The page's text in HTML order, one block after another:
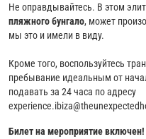
Не оправдывайтесь. В этом
пляжного бунгало, может
мы это и имели в виду.
Кроме того, воспользуйтесь
пребывание идеальным от
подавать за 24 часа по адресу
Билет на мероприятие